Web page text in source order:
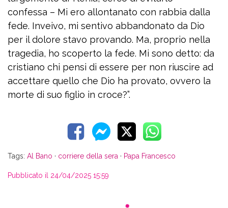
confessa – Mi ero allontanato con rabbia dalla
fede. Inveivo, mi sentivo abbandonato da Dio
per il dolore stavo provando. Ma, proprio nella
tragedia, ho scoperto la fede. Mi sono detto: da
cristiano chi pensi di essere per non riuscire ad
accettare quello che Dio ha provato, ovvero la
morte di suo figlio in croce?”.
Tags: Al Bano · corriere della sera · Papa Francesco
Pubblicato il 24/04/2025 15:59